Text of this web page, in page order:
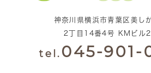
神奈川県横浜市青葉区美し
2丁目14番4号 KMビル
tel. 045-901-